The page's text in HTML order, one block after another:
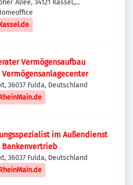
Allee, 34121 Kassel,
Vermögensaufbau
36037 Fulda, Deutschland
im Außendienst
36037 Fulda, Deutschland